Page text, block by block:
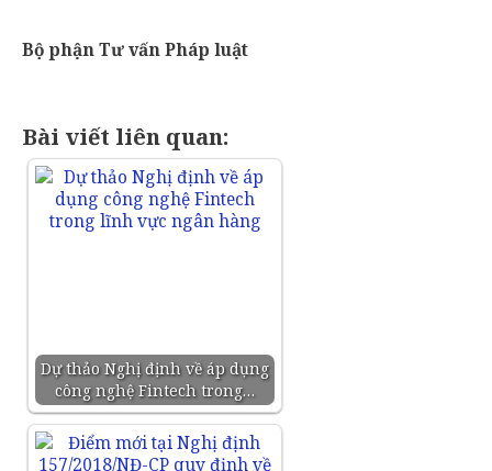
Bộ phận Tư vấn Pháp luật
Bài viết liên quan:
Dự thảo Nghị định về áp dụng
công nghệ Fintech trong…